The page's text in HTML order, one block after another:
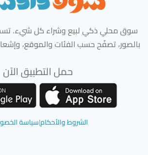
سوق محلي ذكي لبيع وشراء كل شيء.
بالصور، تصفّح حسب الفئات والموقع،
حمل التطبيق الآن
الشروط والأحكام|سياسة